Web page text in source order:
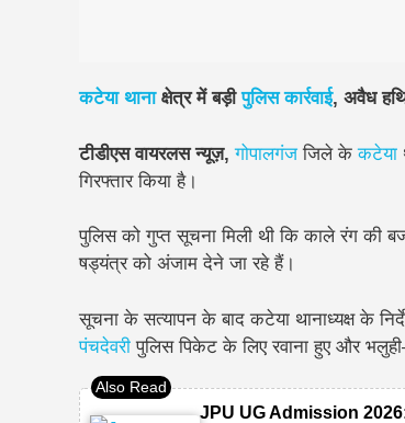
कटेया थानाक्षेत्र में बड़ीपुलिस कार्रवाई, अवैध
टीडीएस वायरलस न्यूज़, गोपालगंजजिले केकटेया
गिरफ्तार किया है।
पुलिस को गुप्त सूचना मिली थी कि काले रंग की
षड्यंत्र को अंजाम देने जा रहे हैं।
सूचना के सत्यापन के बाद कटेया थानाध्यक्ष के
पंचदेवरी पुलिस पिकेट के लिए रवाना हुए और
JPU UG Admission 2026: